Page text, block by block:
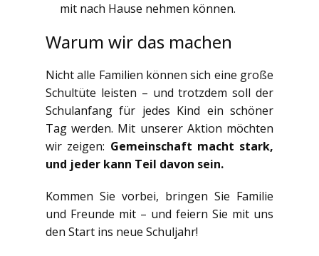
mit nach Hause nehmen können.
Warum wir das machen
Nicht alle Familien können sich eine große
Schultüte leisten – und trotzdem soll der
Schulanfang für jedes Kind ein schöner
Tag werden. Mit unserer Aktion möchten
wir zeigen: Gemeinschaft macht stark,
und jeder kann Teil davon sein.
Kommen Sie vorbei, bringen Sie Familie
und Freunde mit – und feiern Sie mit uns
den Start ins neue Schuljahr!